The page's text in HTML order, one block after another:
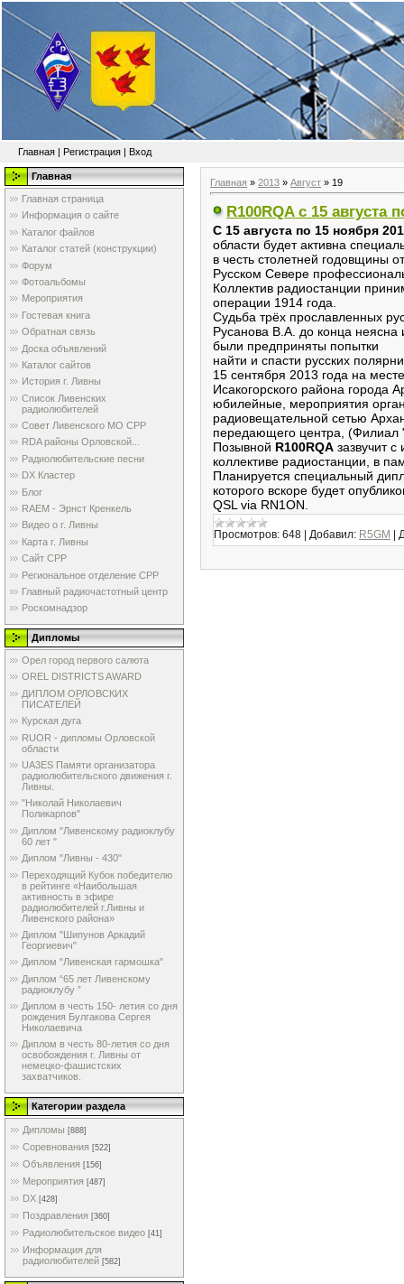
Главная | Регистрация | Вход
Главная
Главная страница
Информация о сайте
Каталог файлов
Каталог статей (конструкции)
Форум
Фотоальбомы
Мероприятия
Гостевая книга
Обратная связь
Доска объявлений
Каталог сайтов
История г. Ливны
Список Ливенских
радиолюбителей
Совет Ливенского МО СРР
RDA районы Орловской...
Радиолюбительские песни
DX Кластер
Блог
RAEM - Эрнст Кренкель
Видео о г. Ливны
Карта г. Ливны
Сайт СРР
Региональное отделение СРР
Главный радиочастотный центр
Роскомнадзор
Дипломы
Орел город первого салюта
OREL DISTRICTS AWARD
ДИПЛОМ ОРЛОВСКИХ
ПИСАТЕЛЕЙ
Курская дуга
RUOR - дипломы Орловской
области
UA3ES Памяти организатора
радиолюбительского движения г.
Ливны.
"Николай Николаевич
Поликарпов"
Диплом "Ливенскому радиоклубу
60 лет "
Диплом "Ливны - 430"
Переходящий Кубок победителю
в рейтинге «Наибольшая
активность в эфире
радиолюбителей г.Ливны и
Ливенского района»
Диплом "Шипунов Аркадий
Георгиевич"
Диплом "Ливенская гармошка"
Диплом “65 лет Ливенскому
радиоклубу ”
Диплом в честь 150- летия со дня
рождения Булгакова Сергея
Николаевича
Диплом в честь 80-летия со дня
освобождения г. Ливны от
немецко-фашистских
захватчиков.
Категории раздела
Дипломы [888]
Соревнования [522]
Объявления [156]
Мероприятия [487]
DX [428]
Поздравления [360]
Радиолюбительское видео [41]
Информация для
радиолюбителей [582]
Главная » 2013 » Август » 19
R100RQA с 15 августа
С 15 августа по 15 ноября
области будет активна
в честь столетней годовщины
Русском Севере
Коллектив радиостанции
операции 1914 года.
Судьба трёх прославленных
Русанова В.А. до конца неясна
были предприняты попытки
найти и спасти русских
15 сентября 2013 года на
Исакогорского района города
юбилейные, мероприятия
радиовещательной сетью
передающего центра,
Позывной R100RQA зазвучит
коллективе радиостанции, в
Планируется специальный
которого вскоре будет
QSL via RN1ON.
Просмотров: 648 | Добавил: R5GM |